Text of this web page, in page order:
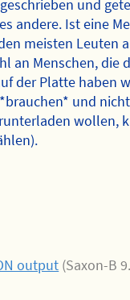
und
andere. Ist eine
meisten Leuten
an Menschen, die
der Platte haben
und
wollen,
output (Saxon-B